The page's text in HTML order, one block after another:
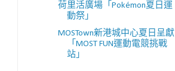
荷里活廣場「Pokémon夏日運
動祭」
MOSTown新港城中心夏日呈獻
「MOST FUN運動電競挑戰
站」